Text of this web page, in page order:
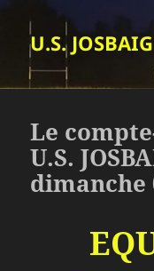
U.S. JOSBAIG
Le
U.S.
dimanche